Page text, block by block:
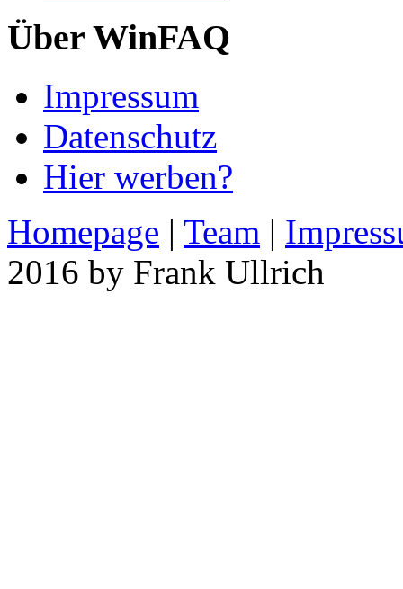
Über WinFAQ
Impressum
Datenschutz
Hier werben?
Homepage | Team |
2016 by Frank Ullrich